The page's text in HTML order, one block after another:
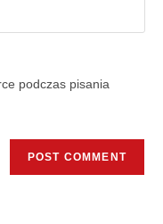
podczas pisania